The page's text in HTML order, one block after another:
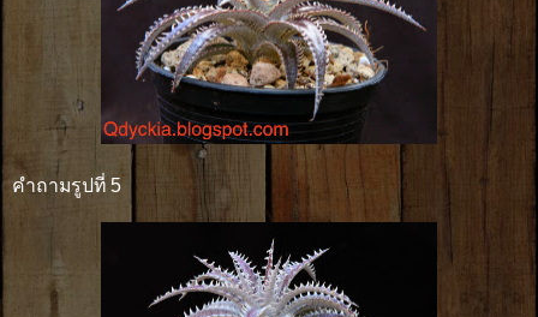
คำถามรูปที่ 5